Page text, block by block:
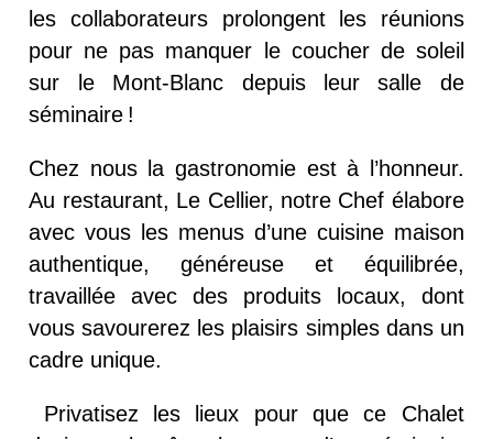
les collaborateurs prolongent les réunions
pour ne pas manquer le coucher de soleil
sur le Mont-Blanc depuis leur salle de
séminaire !
Chez nous la gastronomie est à l’honneur.
Au restaurant, Le Cellier, notre Chef élabore
avec vous les menus d’une cuisine maison
authentique, généreuse et équilibrée,
travaillée avec des produits locaux, dont
vous savourerez les plaisirs simples dans un
cadre unique.
Privatisez les lieux pour que ce Chalet